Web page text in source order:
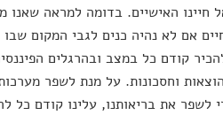
חיינו האישיים. בדומה למראה שאנו
אם לא נהיה כנים לגבי המקום
קודם כל במצב ובהרגלים
וחסכונות. על מנת לשפר
לשפר את בריאותנו, עלינו קודם כל